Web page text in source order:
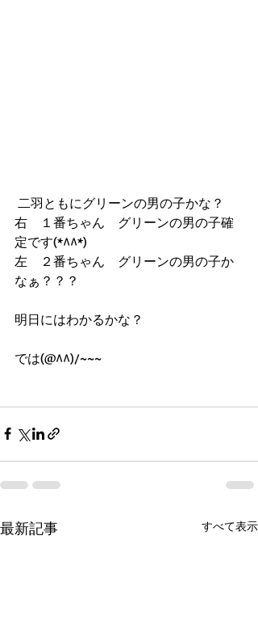
二羽ともにグリーンの男の子かな？
右　１番ちゃん　グリーンの男の子確
定です(*^^*)
左　２番ちゃん　グリーンの男の子か
なぁ？？？
明日にはわかるかな？
では(@^^)/~~~
最新記事 すべて表示